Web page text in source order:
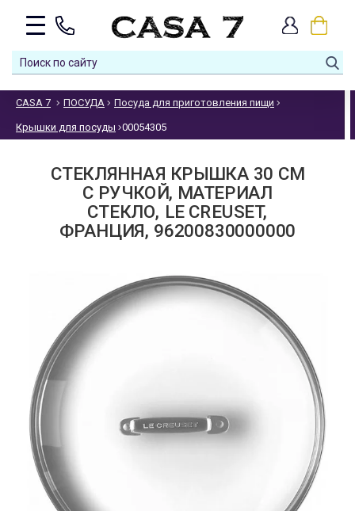
CASA 7 ПОСУДА Посуда для приготовления пищи
Крышки для посуды 00054305
СТЕКЛЯННАЯ КРЫШКА 30 СМ
С РУЧКОЙ, МАТЕРИАЛ
СТЕКЛО, LE CREUSET,
ФРАНЦИЯ, 96200830000000